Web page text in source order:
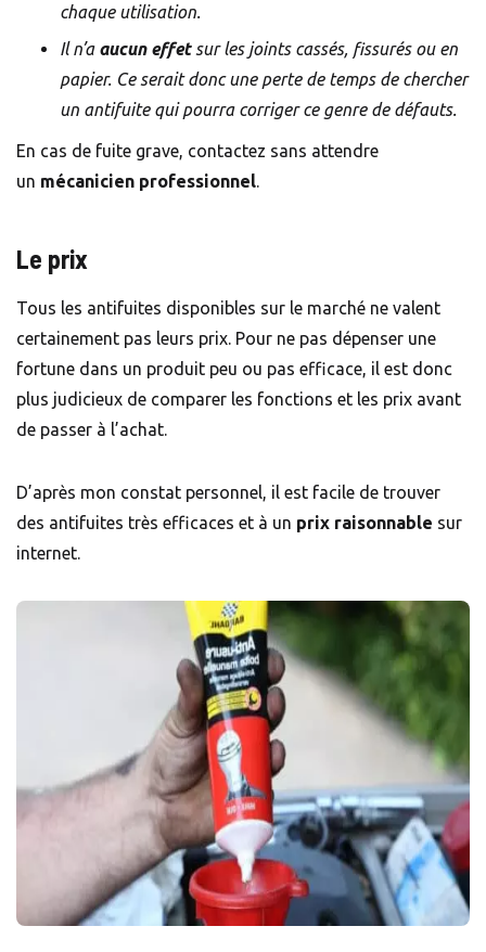
chaque utilisation.
Il n’a aucun effetsur les joints cassés, fissurés ou en
papier. Ce serait donc une perte de temps de chercher
un antifuite qui pourra corriger ce genre de défauts.
En cas de fuite grave, contactez sans attendre
un mécanicien professionnel.
Le prix
Tous les antifuites disponibles sur le marché ne valent
certainement pas leurs prix. Pour ne pas dépenser une
fortune dans un produit peu ou pas efficace, il est donc
plus judicieux de comparer les fonctions et les prix avant
de passer à l’achat.
D’après mon constat personnel, il est facile de trouver
des antifuites très efficaces et à un prix raisonnable sur
internet.